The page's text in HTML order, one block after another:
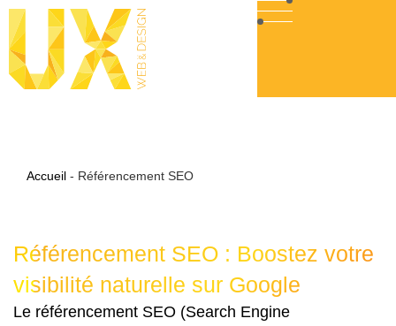
Accueil - Référencement SEO
Référencement SEO : Boostez votre
visibilité naturelle sur Google
Le référencement SEO (Search Engine